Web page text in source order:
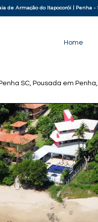
de Armação do Itapocorói | Penha -
Home
SC, Pousada em